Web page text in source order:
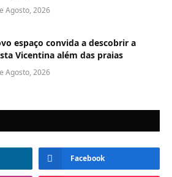
Agosto, 2026
espaço convida a descobrir a
Vicentina além das praias
Agosto, 2026
Facebook